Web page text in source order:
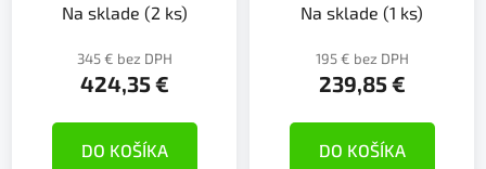
Na sklade (2 ks)
345 € bez DPH
424,35 €
DO KOŠÍKA
Na sklade (1 ks)
195 € bez DPH
239,85 €
DO KOŠÍKA